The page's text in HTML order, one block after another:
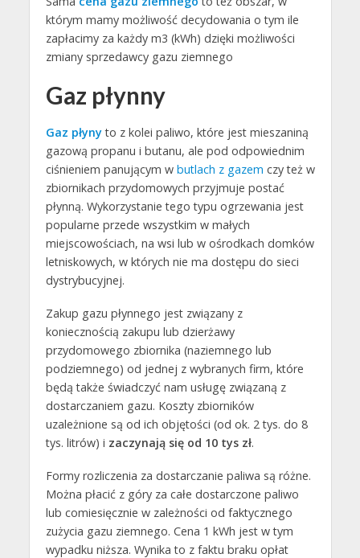
którym mamy możliwość decydowania o tym ile
zapłacimy za każdy m3 (kWh) dzięki możliwości
zmiany sprzedawcy gazu ziemnego
Gaz płynny
Gaz płynyto z kolei paliwo, które jest mieszaniną
gazową propanu i butanu, ale pod odpowiednim
ciśnieniem panującym w butlach z gazem czy też w
zbiornikach przydomowych przyjmuje postać
płynną. Wykorzystanie tego typu ogrzewania jest
popularne przede wszystkim w małych
miejscowościach, na wsi lub w ośrodkach domków
letniskowych, w których nie ma dostępu do sieci
dystrybucyjnej.
Zakup gazu płynnego jest związany z
koniecznością zakupu lub dzierżawy
przydomowego zbiornika (naziemnego lub
podziemnego) od jednej z wybranych firm, które
będą także świadczyć nam usługę związaną z
dostarczaniem gazu. Koszty zbiorników
uzależnione są od ich objętości (od ok. 2 tys. do 8
tys. litrów) i zaczynają się od 10 tys zł.
Formy rozliczenia za dostarczanie paliwa są różne.
Można płacić z góry za całe dostarczone paliwo
lub comiesięcznie w zależności od faktycznego
zużycia gazu ziemnego. Cena 1 kWh jest w tym
wypadku niższa. Wynika to z faktu braku opłat